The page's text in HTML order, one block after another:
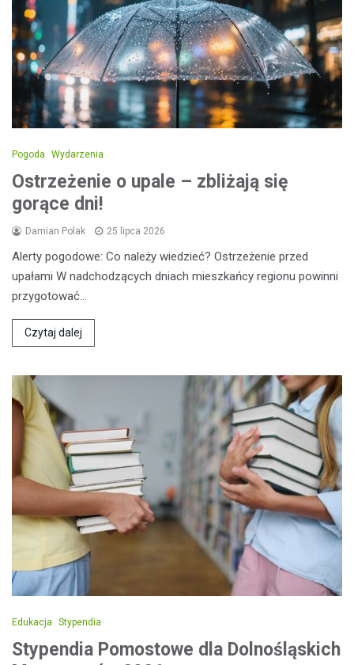
Pogoda Wydarzenia
Ostrzeżenie o upale – zbliżają się
gorące dni!
Damian Polak 25 lipca 2026
Alerty pogodowe: Co należy wiedzieć? Ostrzeżenie przed
upałami W nadchodzących dniach mieszkańcy regionu powinni
przygotować…
Czytaj dalej
Edukacja Stypendia
Stypendia Pomostowe dla Dolnośląskich